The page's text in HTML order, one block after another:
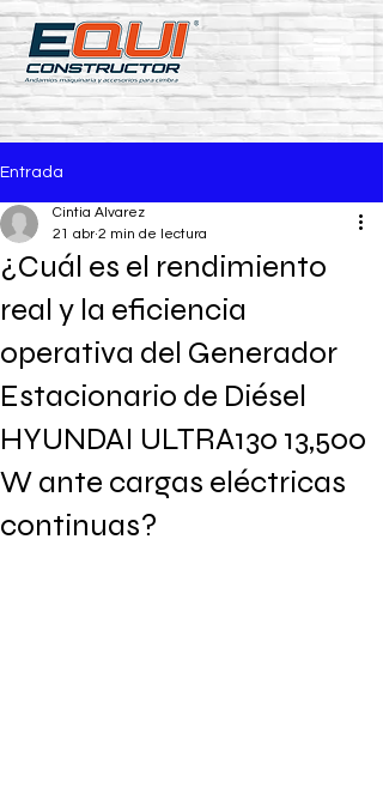
Entrada
¿Cuál es el rendimiento
real y la eficiencia
operativa del Generador
Estacionario de Diésel
HYUNDAI ULTRA130 13,500
W ante cargas eléctricas
continuas?
Cintia Alvarez
21 abr 2 min de lectura